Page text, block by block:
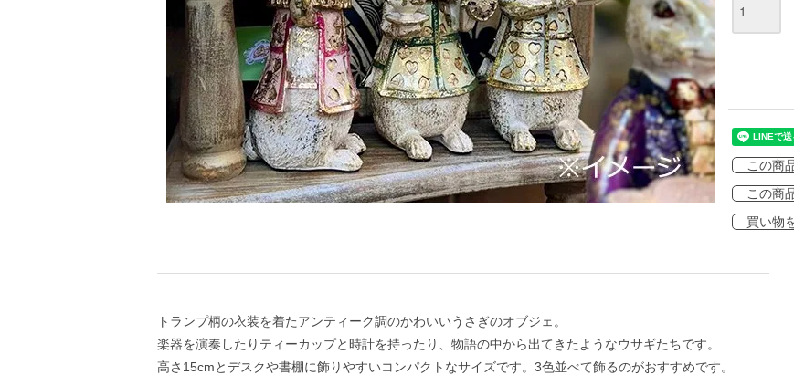
この商
この商
買い物
トランプ柄の衣装を着たアンティーク調のかわいいうさぎのオブジェ。
楽器を演奏したりティーカップと時計を持ったり、物語の中から出てきたようなウサギたちです。
高さ15cmとデスクや書棚に飾りやすいコンパクトなサイズです。3色並べて飾るのがおすすめです。